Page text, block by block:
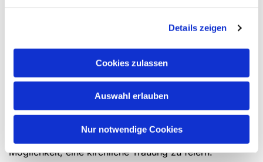
Details zeigen
Cookies zulassen
Auswahl erlauben
Nur notwendige Cookies
Kirche von Westfalen alle Menschen, die getauft sind,
am Abendmahl teilnehmen. Bislang war die Zulassung
mit der Konfirmation verbunden. Nun werden auch
schon kleinere Kinder mit uns zum Tisch des Herrn
kommen, um Brot und Kelch zu teilen. Wir nehmen das
zum Anlass, Kinder und Eltern verstärkt auf das
Mitfeiern des Abendmahls vorzubereiten.
Da die Taufe ein für allemal gültig ist, geht die
Zulassung zum Abendmahl nun nicht mehr durch einen
Kirchenaustritt verloren. Ausgeweitet wurde zudem die
Möglichkeit, eine kirchliche Trauung zu feiern.